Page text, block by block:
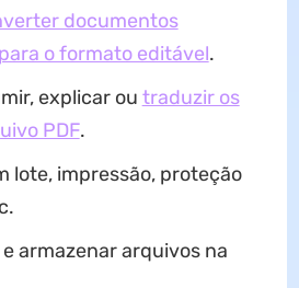
documentos
o formato editável.
explicar ou traduzir os
PDF.
lote, impressão, proteção
armazenar arquivos na